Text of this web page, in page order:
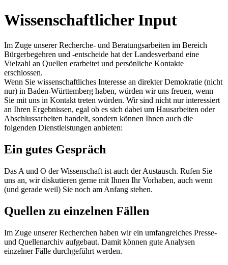
Wissenschaftlicher Input
Im Zuge unserer Recherche- und Beratungsarbeiten im Bereich
Bürgerbegehren und -entscheide hat der Landesverband eine
Vielzahl an Quellen erarbeitet und persönliche Kontakte
erschlossen.
Wenn Sie wissenschaftliches Interesse an direkter Demokratie (nicht
nur) in Baden-Württemberg haben, würden wir uns freuen, wenn
Sie mit uns in Kontakt treten würden. Wir sind nicht nur interessiert
an Ihren Ergebnissen, egal ob es sich dabei um Hausarbeiten oder
Abschlussarbeiten handelt, sondern können Ihnen auch die
folgenden Dienstleistungen anbieten:
Ein gutes Gespräch
Das A und O der Wissenschaft ist auch der Austausch. Rufen Sie
uns an, wir diskutieren gerne mit Ihnen Ihr Vorhaben, auch wenn
(und gerade weil) Sie noch am Anfang stehen.
Quellen zu einzelnen Fällen
Im Zuge unserer Recherchen haben wir ein umfangreiches Presse-
und Quellenarchiv aufgebaut. Damit können gute Analysen
einzelner Fälle durchgeführt werden.